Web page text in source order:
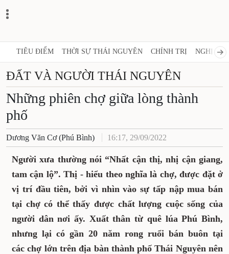
TIÊU ĐIỂM THỜI SỰ THÁI NGUYÊN CHÍNH TRỊ NGHỊ
ĐẤT VÀ NGƯỜI THÁI NGUYÊN
Những phiên chợ giữa lòng thành
phố
Dương Văn Cơ (Phú Bình) 16:17, 29/09/2022
Người xưa thường nói “Nhất cận thị, nhị cận giang,
tam cận lộ”. Thị - hiểu theo nghĩa là chợ, được đặt ở
vị trí đầu tiên, bởi vì nhìn vào sự tấp nập mua bán
tại chợ có thể thấy được chất lượng cuộc sống của
người dân nơi ấy. Xuất thân từ quê lúa Phú Bình,
nhưng lại có gần 20 năm rong ruổi bán buôn tại
các chợ lớn trên địa bàn thành phố Thái Nguyên nên